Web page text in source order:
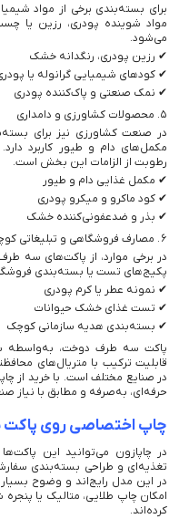
برای بسته‌بندی برخی از مواد
مواد شوینده پودری، رزین یا
می‌شود.
✔ رزین پودری، رنگدانه خشک
✔ کودهای شیمیایی گرانوله یا
✔ نمک صنعتی و پاک‌کننده پودری
۵. محصولات کشاورزی و دامداری
در صنعت کشاورزی نیز برای
مکمل‌های دام‌ و طیور کاربرد
رطوبت از الزامات این بخش است.
✔ مکمل غذایی دام و طیور
✔ کود ماکرو و میکرو پودری
✔ بذر و ضدعفونی‌کننده خشک
۶. مصارف فروشگاهی و تبلیغاتی کوچک
در برخی موارد، از پاکت‌های سه
پکیج‌های تست یا بسته‌بندی
✔ نمونه عطر یا کرم پودری
✔ تست غذای خشک حیوانات
✔ بسته‌بندی هدیه سازمانی کوچک
پاکت سه طرف دوخت، به‌واسطه
قابلیت ترکیب با متریال‌های
در صنایع مختلف است. با خرید از
حرفه‌ای، به‌صرفه و مطابق با نیاز
چاپ اختصاصی روی
در چاپازون می‌توانید این
تغذیه‌ای و طراحی بسته‌بندی
در این مدل رایج‌اند و وضوح بسیار
امکان چاپ طلایی، متالیک یا
کرده‌اند.